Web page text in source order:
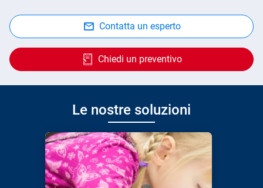
Contatta un esperto
Chiedi un preventivo
Le nostre soluzioni